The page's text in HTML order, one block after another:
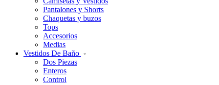
Pantalones y Shorts
Chaquetas y buzos
Tops
Accesorios
Medias
Vestidos De Baño
Dos Piezas
Enteros
Control